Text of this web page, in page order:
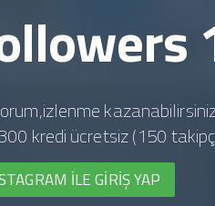
kredi ücretsiz (150
İLE GIRIŞ YAP